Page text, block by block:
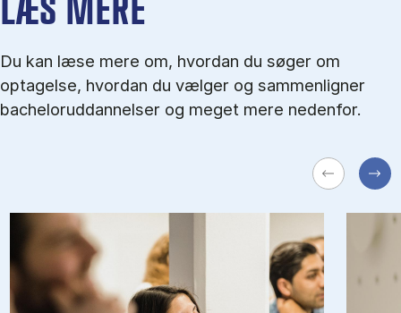
LÆS MERE
Du kan læse mere om, hvordan du søger om
optagelse, hvordan du vælger og sammenligner
bacheloruddannelser og meget mere nedenfor.